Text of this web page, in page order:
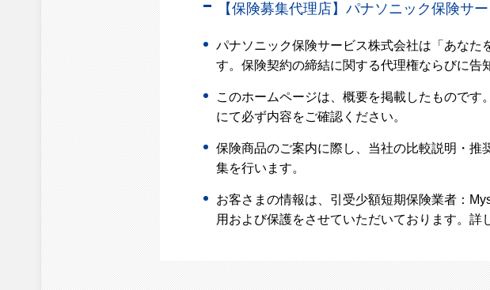
【保険募集代理店】パナソニック保険サ
パナソニック保険サービス株式会社は「あなた
す。保険契約の締結に関する代理権ならびに告
このホームページは、概要を掲載したものです
にて必ず内容をご確認ください。
保険商品のご案内に際し、当社の比較説明・推
集を行います。
お客さまの情報は、引受少額短期保険業者：
用および保護をさせていただいております。詳